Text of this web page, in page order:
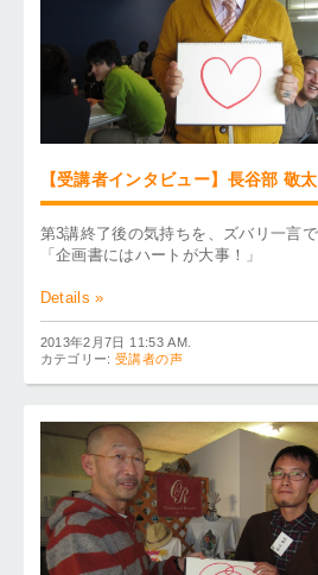
【受講者インタビュー】長谷部 敬
第3講終了後の気持ちを、ズバリ一言
「企画書にはハートが大事！」
Details »
2013年2月7日 11:53 AM.
カテゴリー:受講者の声